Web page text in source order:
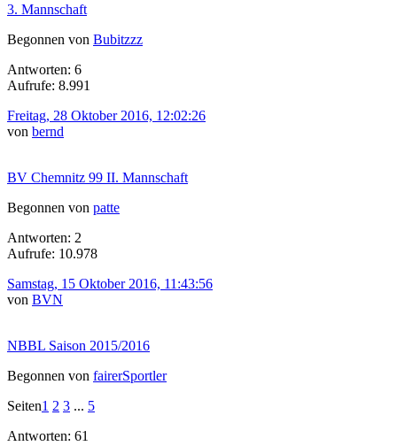
3. Mannschaft
Begonnen von Bubitzzz
Antworten: 6
Aufrufe: 8.991
Freitag, 28 Oktober 2016, 12:02:26
von bernd
BV Chemnitz 99 II. Mannschaft
Begonnen von patte
Antworten: 2
Aufrufe: 10.978
Samstag, 15 Oktober 2016, 11:43:56
von BVN
NBBL Saison 2015/2016
Begonnen von fairerSportler
Seiten1 2 3 ... 5
Antworten: 61